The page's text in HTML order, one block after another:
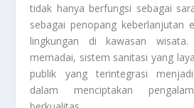
tidak hanya berfungsi sebagai
sebagai penopang keberlanjutan
lingkungan di kawasan
memadai, sistem sanitasi yang
publik yang terintegrasi
dalam menciptakan